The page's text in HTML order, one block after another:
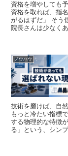
資格を増やしても
資格を取れば、指
がるはずだ」 そう
院長さんは少なく
ノウハウ
技術を磨けば、自
もっと冷たい指標
する物理的な特徴
る」という、シン